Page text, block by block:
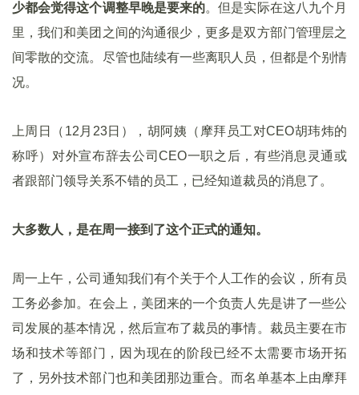
少都会觉得这个调整早晚是要来的。但是实际在这八九个月
里，我们和美团之间的沟通很少，更多是双方部门管理层之
间零散的交流。尽管也陆续有一些离职人员，但都是个别情
况。
上周日（12月23日），胡阿姨（摩拜员工对CEO胡玮炜的
称呼）对外宣布辞去公司CEO一职之后，有些消息灵通或
者跟部门领导关系不错的员工，已经知道裁员的消息了。
大多数人，是在周一接到了这个正式的通知。
周一上午，公司通知我们有个关于个人工作的会议，所有员
工务必参加。在会上，美团来的一个负责人先是讲了一些公
司发展的基本情况，然后宣布了裁员的事情。裁员主要在市
场和技术等部门，因为现在的阶段已经不太需要市场开拓
了，另外技术部门也和美团那边重合。而名单基本上由摩拜